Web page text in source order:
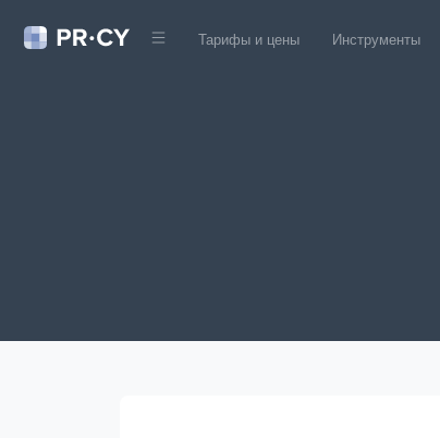
Тарифы и цены Инструменты